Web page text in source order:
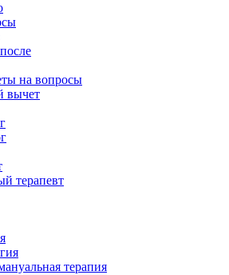
на вопросы
вычет
терапевт
терапия